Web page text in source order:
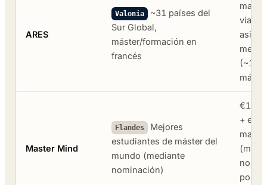
ARES
Valonia
~31 países del
Sur Global,
máster/formación en
francés
viaje,
(~150
Master Mind
Flandes
Mejores
estudiantes de máster del
mundo (mediante
nominación)
+
(máx.
por